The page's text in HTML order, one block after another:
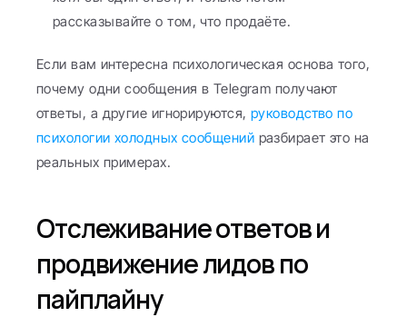
рассказывайте о том, что продаёте.
Если вам интересна психологическая основа того,
почему одни сообщения в Telegram получают
ответы, а другие игнорируются, руководство по
психологии холодных сообщений разбирает это на
реальных примерах.
Отслеживание ответов и
продвижение лидов по
пайплайну